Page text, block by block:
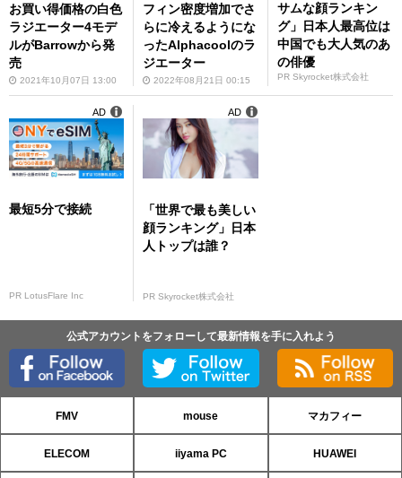
お買い得価格の白色
ラジエーター4モデ
ルがBarrowから発
売
2021年10月07日 13:00
フィン密度増加でさ
らに冷えるようにな
ったAlphacoolのラ
ジエーター
2022年08月21日 00:15
サムな顔ランキン
グ」日本人最高位は
中国でも大人気のあ
の俳優
PR Skyrocket株式会社
最短5分で接続
PR LotusFlare Inc
AD
「世界で最も美しい
顔ランキング」日本
人トップは誰？
PR Skyrocket株式会社
AD
公式アカウントをフォローして最新情報を手に入れよう
FMV mouse マカフィー
ELECOM iiyama PC HUAWEI